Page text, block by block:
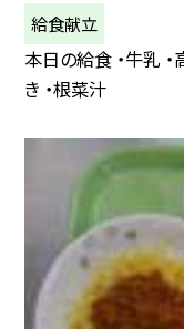
給食献立
本日の給食 ・牛乳
き ・根菜汁